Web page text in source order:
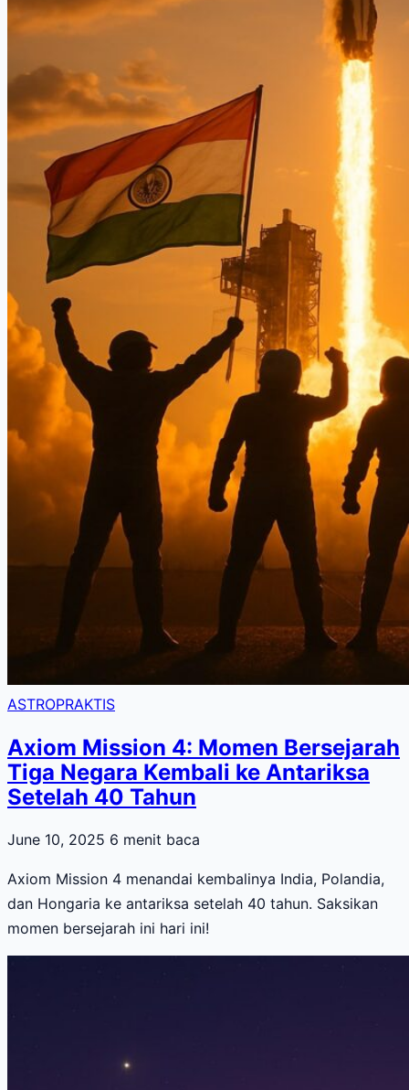
ASTROPRAKTIS
Axiom Mission 4: Momen Bersejarah
Tiga Negara Kembali ke Antariksa
Setelah 40 Tahun
June 10, 2025 6 menit baca
Axiom Mission 4 menandai kembalinya India, Polandia,
dan Hongaria ke antariksa setelah 40 tahun. Saksikan
momen bersejarah ini hari ini!